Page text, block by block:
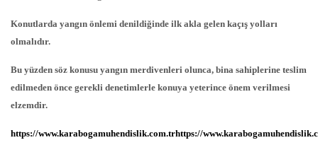
Konutlarda yangın önlemi denildiğinde ilk akla gelen kaçış yolları
olmalıdır.
Bu yüzden söz konusu yangın merdivenleri olunca, bina sahiplerine teslim
edilmeden önce gerekli denetimlerle konuya yeterince önem verilmesi
elzemdir.
https://www.karabogamuhendislik.com.trhttps://